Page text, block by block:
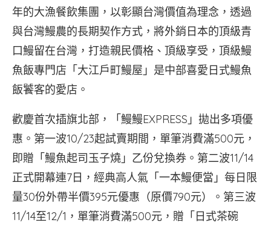
年的大漁餐飲集團，以彰顯台灣價值為理念，透過
與台灣鰻農的長期契作方式，將外銷日本的頂級青
口鰻留在台灣，打造親民價格、頂級享受，頂級鰻
魚飯專門店「大江戶町鰻屋」是中部喜愛日式鰻魚
飯饕客的愛店。
歡慶首次插旗北部，「鰻鰻EXPRESS」拋出多項優
惠。第一波10/23起試賣期間，單筆消費滿500元，
即贈「鰻魚起司玉子燒」乙份兌換券。第二波11/14
正式開幕連7日，經典高人氣「一本鰻便當」每日限
量30份外帶半價395元優惠（原價790元）。第三波
11/14至12/1，單筆消費滿500元，贈「日式茶碗